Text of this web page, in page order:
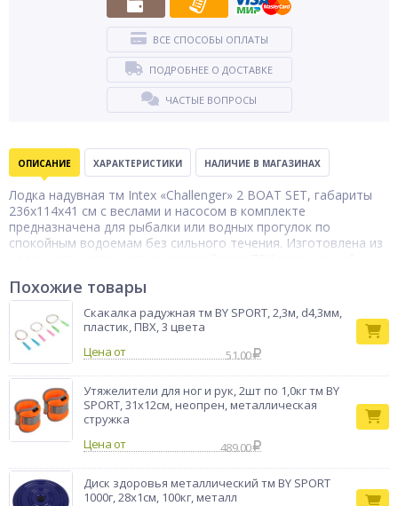
ВСЕ СПОСОБЫ ОПЛАТЫ
ПОДРОБНЕЕ О ДОСТАВКЕ
ЧАСТЫЕ ВОПРОСЫ
ОПИСАНИЕ ХАРАКТЕРИСТИКИ НАЛИЧИЕ В МАГАЗИНАХ
Лодка надувная тм Intex «Challenger» 2 BOAT SET, габариты
236x114x41 см с веслами и насосом в комплекте
предназначена для рыбалки или водных прогулок по
спокойным водоемам без сильного течения. Изготовлена из
проколам. Грузоподъемность до 200 кг оптимальна для
двоих взрослых и необходимого снаряжения. Герметичные
камеры не спускают воздух и не требуют частой подкачки.
Лодка отлично сохраняет устойчивость на воде, не
накреняется и не переворачивается. Ручной насос высокого
состояние.
Бренд Intex
Похожие товары
Скакалка радужная тм BY SPORT, 2,3м, d4,3мм,
пластик, ПВХ, 3 цвета
Цена от
51.00
Утяжелители для ног и рук, 2шт по 1,0кг тм BY
SPORT, 31x12см, неопрен, металлическая
стружка
Цена от
489.00
Диск здоровья металлический тм BY SPORT
1000г, 28х1см, 100кг, металл